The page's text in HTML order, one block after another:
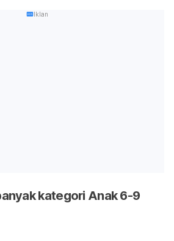
Iklan
kategori Anak 6-9